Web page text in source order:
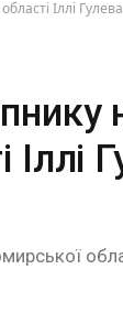
Іллі
Іллі